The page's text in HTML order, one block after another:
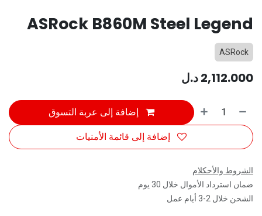
ASRock B860M Steel Legend
ASRock
2,112.000د.ل
إضافة إلى عربة التسوق
إضافة إلى قائمة الأمنيات
الشروط والأحكلام
ضمان استرداد الأموال خلال 30 يوم
الشحن خلال 2-3 أيام عمل